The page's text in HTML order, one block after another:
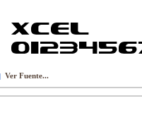
| Ver Fuente...